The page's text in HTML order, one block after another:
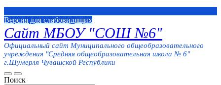
Версия для слабовидящих
Сайт МБОУ "СОШ №6"
Официальный сайт Муниципального общеобразовательного
учреждения "Средняя общеобразовательная школа № 6"
г.Шумерля Чувашской Республики
Поиск